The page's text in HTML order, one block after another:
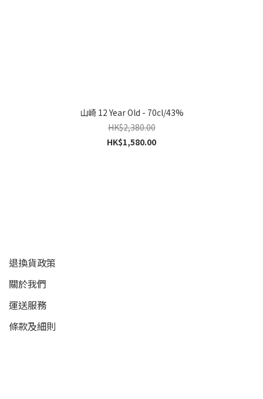
山崎 12 Year Old - 70cl/43%
HK$2,380.00
HK$1,580.00
退換貨政策
關於我們
運送服務
條款及細則